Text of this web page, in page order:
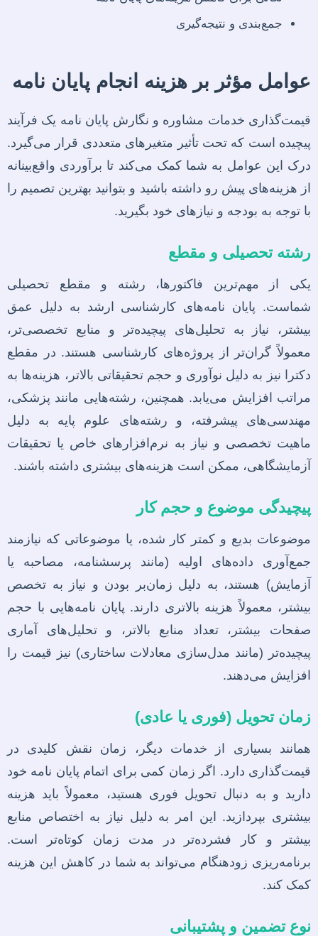
جمع‌بندی و نتیجه‌گیری
عوامل مؤثر بر هزینه انجام پایان نامه
قیمت‌گذاری خدمات مشاوره و نگارش پایان نامه یک فرآیند
پیچیده است که تحت تأثیر متغیرهای متعددی قرار می‌گیرد.
درک این عوامل به شما کمک می‌کند تا برآوردی واقع‌بینانه
از هزینه‌های پیش رو داشته باشید و بتوانید بهترین تصمیم را
با توجه به بودجه و نیازهای خود بگیرید.
رشته تحصیلی و مقطع
یکی از مهم‌ترین فاکتورها، رشته و مقطع تحصیلی
شماست. پایان نامه‌های کارشناسی ارشد به دلیل عمق
بیشتر، نیاز به تحلیل‌های پیچیده‌تر و منابع تخصصی‌تر،
معمولاً گران‌تر از پروژه‌های کارشناسی هستند. در مقطع
دکترا نیز به دلیل نوآوری و حجم تحقیقاتی بالاتر، هزینه‌ها به
مراتب افزایش می‌یابد. همچنین، رشته‌هایی مانند پزشکی،
مهندسی‌های پیشرفته، و رشته‌های علوم پایه به دلیل
ماهیت تخصصی و نیاز به نرم‌افزارهای خاص یا تحقیقات
آزمایشگاهی، ممکن است هزینه‌های بیشتری داشته باشند.
پیچیدگی موضوع و حجم کار
موضوعات بدیع و کمتر کار شده، یا موضوعاتی که نیازمند
جمع‌آوری داده‌های اولیه (مانند پرسشنامه، مصاحبه یا
آزمایش) هستند، به دلیل زمان‌بر بودن و نیاز به تخصص
بیشتر، معمولاً هزینه بالاتری دارند. پایان نامه‌هایی با حجم
صفحات بیشتر، تعداد منابع بالاتر، و تحلیل‌های آماری
پیچیده‌تر (مانند مدل‌سازی معادلات ساختاری) نیز قیمت را
افزایش می‌دهند.
زمان تحویل (فوری یا عادی)
همانند بسیاری از خدمات دیگر، زمان نقش کلیدی در
قیمت‌گذاری دارد. اگر زمان کمی برای اتمام پایان نامه خود
دارید و به دنبال تحویل فوری هستید، معمولاً باید هزینه
بیشتری بپردازید. این امر به دلیل نیاز به اختصاص منابع
بیشتر و کار فشرده‌تر در مدت زمان کوتاه‌تر است.
برنامه‌ریزی زودهنگام می‌تواند به شما در کاهش این هزینه
کمک کند.
نوع تضمین و پشتیبانی